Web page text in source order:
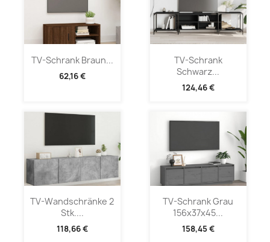
TV-Schrank Braun...
62,16 €
TV-Schrank
Schwarz...
124,46 €
TV-Wandschränke 2
Stk....
118,66 €
TV-Schrank Grau
156x37x45...
158,45 €